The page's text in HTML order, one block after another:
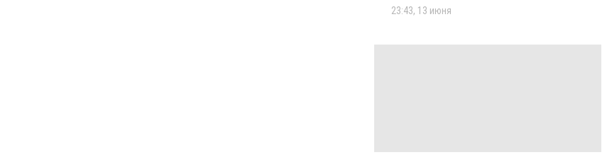
23:43, 13 июня